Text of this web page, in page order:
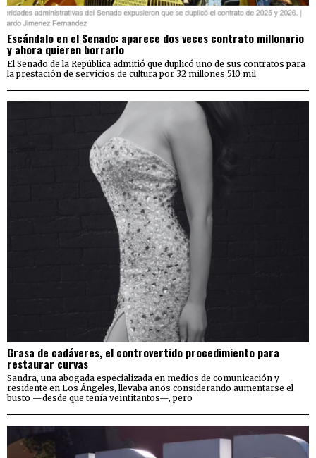
Escándalo en el Senado: aparece dos veces contrato millonario
y ahora quieren borrarlo
El Senado de la República admitió que duplicó uno de sus contratos para
la prestación de servicios de cultura por 32 millones 510 mil
Grasa de cadáveres, el controvertido procedimiento para
restaurar curvas
Sandra, una abogada especializada en medios de comunicación y
residente en Los Ángeles, llevaba años considerando aumentarse el
busto —desde que tenía veintitantos—, pero